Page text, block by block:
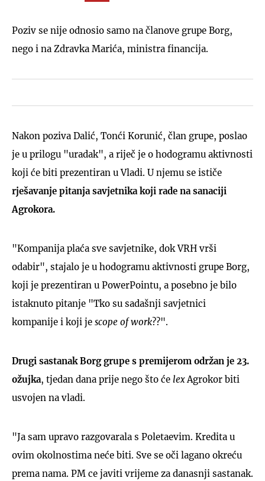
Poziv se nije odnosio samo na članove grupe Borg,
nego i na Zdravka Marića, ministra financija.
Nakon poziva Dalić, Tonći Korunić, član grupe, poslao
je u prilogu "uradak", a riječ je o hodogramu aktivnosti
koji će biti prezentiran u Vladi. U njemu se ističe
rješavanje pitanja savjetnika koji rade na sanaciji
Agrokora.
"Kompanija plaća sve savjetnike, dok VRH vrši
odabir", stajalo je u hodogramu aktivnosti grupe Borg,
koji je prezentiran u PowerPointu, a posebno je bilo
istaknuto pitanje "Tko su sadašnji savjetnici
kompanije i koji je scope of work??".
Drugi sastanak Borg grupe s premijerom održan je 23.
ožujka, tjedan dana prije nego što će lex Agrokor biti
usvojen na vladi.
"Ja sam upravo razgovarala s Poletaevim. Kredita u
ovim okolnostima neće biti. Sve se oči lagano okreću
prema nama. PM ce javiti vrijeme za danasnji sastanak.